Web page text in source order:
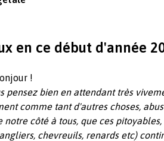
en ce début d'année
!
pensez bien en attendant très
comme tant d'autres choses,
notre côté à tous, que ces pitoyables,
chevreuils, renards etc)